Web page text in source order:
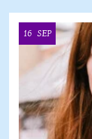
16 SEP